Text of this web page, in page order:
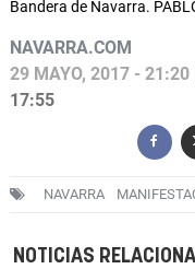
Bandera de Navarra.
NAVARRA.COM
29 MAYO, 2017 - 21:20
17:55
NAVARRA
NOTICIAS